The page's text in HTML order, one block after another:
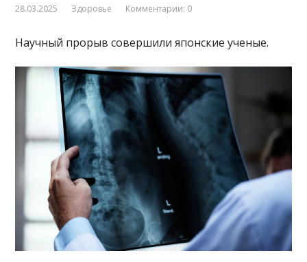
28.03.2025 Здоровье Комментарии: 0
Научный прорыв совершили японские ученые.